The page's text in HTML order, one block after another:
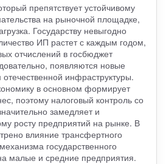
препятствует устойчивому
на рыночной площадке,
Государству невыгодно
ИП растет с каждым годом,
отчислений в госбюджет
появляются новые
инфраструктуры.
в основном формирует
поэтому налоговый контроль со
замедляет и
росту предприятий на рынке. В
влияние трансфертного
государственного
малые и средние предприятия.